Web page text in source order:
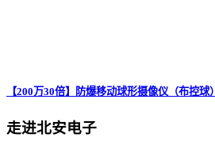
【200万30倍】防爆移动球形摄像仪（布控球）
走进北安电子